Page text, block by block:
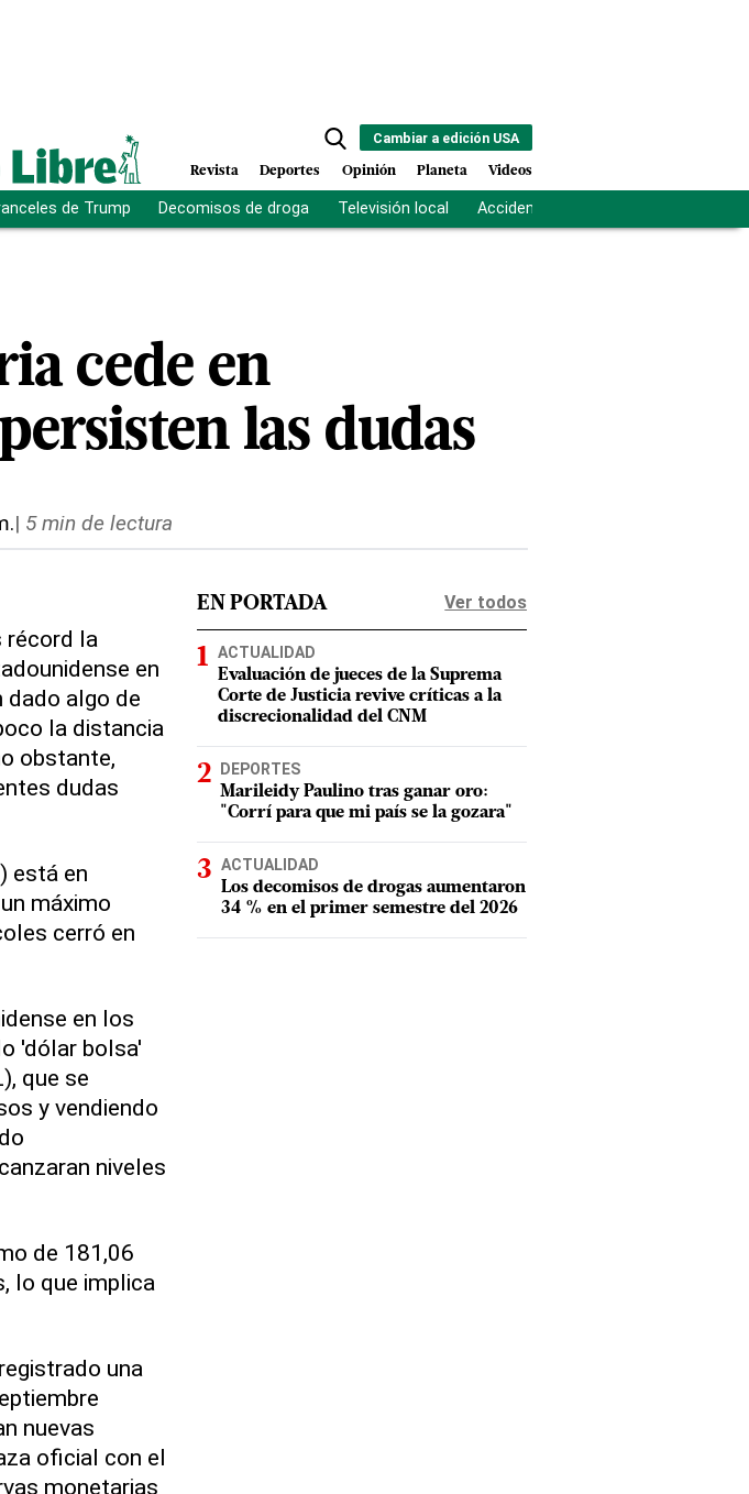
Cambiar a edición USA
Revista Deportes Opinión Planeta Videos
de Trump Decomisos de droga Televisión local Accidente Los Ríos
cede en
las dudas
| 5 min de lectura
récord la
en
dado algo de
la distancia
obstante,
dudas
está en
máximo
cerró en
en los
'dólar bolsa'
que se
y vendiendo
niveles
de 181,06
lo que implica
una
nuevas
oficial con el
monetarias
EN PORTADA Ver todos
ACTUALIDAD
Evaluación de jueces de la Suprema
Corte de Justicia revive críticas a la
discrecionalidad del CNM
DEPORTES
Marileidy Paulino tras ganar oro:
"Corrí para que mi país se la gozara"
ACTUALIDAD
Los decomisos de drogas aumentaron
34 % en el primer semestre del 2026